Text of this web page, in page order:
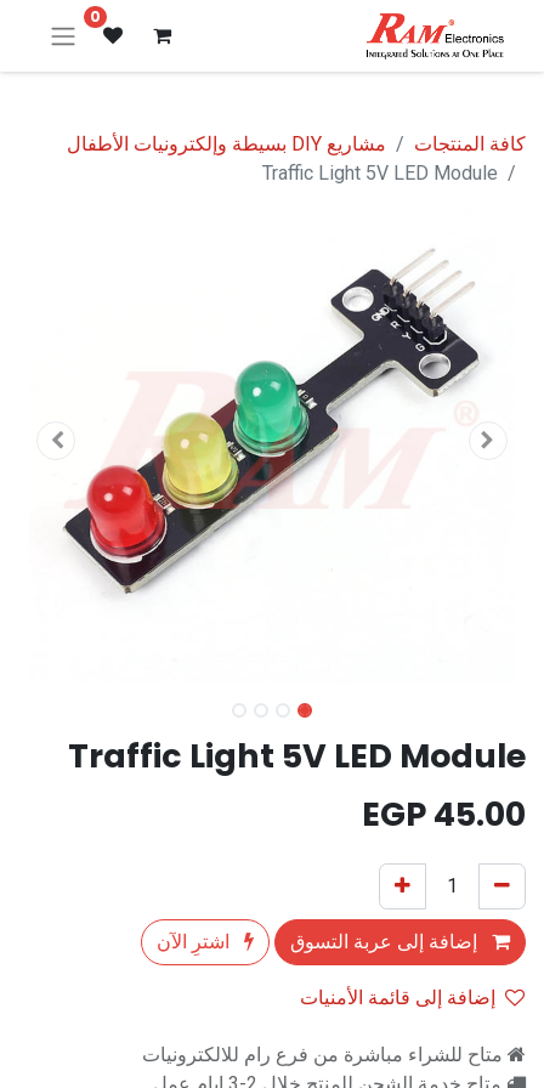
0
كافة المنتجات
مشاريع DIY بسيطة وإلكترونيات الأطفال
Traffic Light 5V LED Module
Traffic Light 5V LED Module
45.00
إضافة إلى عربة التسوق
اشترِ الآن
إضافة إلى قائمة الأمنيات
متاح للشراء مباشرة من فرع رام للالكترونيات
متاح خدمة الشحن للمنتج خلال 2-3 ايام عمل